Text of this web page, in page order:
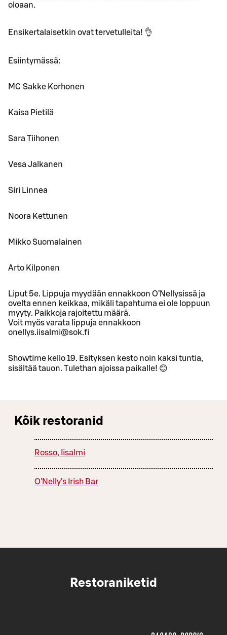
oloaan.
Ensikertalaisetkin ovat tervetulleita! 👌
Esiintymässä:
MC Sakke Korhonen
Kaisa Pietilä
Sara Tiihonen
Vesa Jalkanen
Siri Linnea
Noora Kettunen
Mikko Suomalainen
Arto Kilponen
Liput 5e. Lippuja myydään ennakkoon O’Nellysissä ja
ovelta ennen keikkaa, mikäli tapahtuma ei ole loppuun
myyty. Paikkoja rajoitettu määrä.
Voit myös varata lippuja ennakkoon
onellys.iisalmi@sok.fi
Showtime kello 19. Esityksen kesto noin kaksi tuntia,
sisältää tauon. Tulethan ajoissa paikalle! 😊
Kõik restoranid
Rosso, Iisalmi
O'Nelly's Irish Bar
Restoraniketid